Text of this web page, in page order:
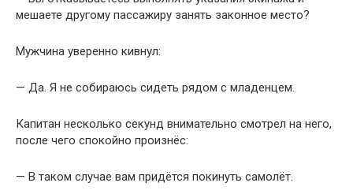
мешаете другому пассажиру занять законное место?
Мужчина уверенно кивнул:
— Да. Я не собираюсь сидеть рядом с младенцем.
Капитан несколько секунд внимательно смотрел на него,
после чего спокойно произнёс:
— В таком случае вам придётся покинуть самолёт.